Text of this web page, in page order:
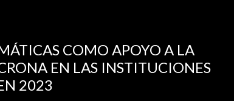
COMO APOYO A LA
EN LAS INSTITUCIONES
2023